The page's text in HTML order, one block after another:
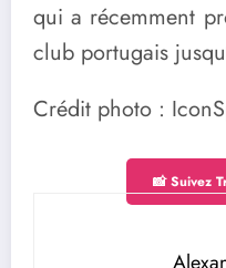
qui a récemment
club portugais
Crédit photo :
📸 Suivez